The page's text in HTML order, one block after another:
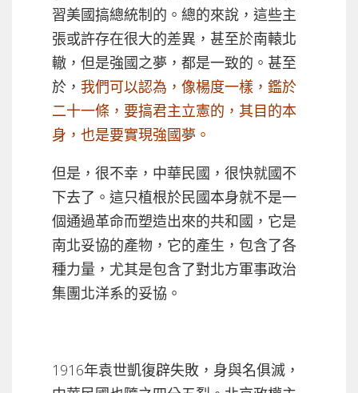
習美國搞總統制的。總的來說，這些主
張或許存在很大的差異，甚至於南轅北
轍，但是強國之夢，都是一致的。甚至
於， 我們可以認為，像楊度一樣，鑑於
二十一條，要搞君主立憲的，其目的本
身，也是要實現強國夢。
但是，很不幸，中華民國，很快就國不
下去了。這只植根於民國本身就不是一
個通過革命而塑造出來的共和國，它是
南北妥協的產物，它的產生，包含了各
種力量，尤其是包含了對北方軍事政治
集團北洋系的妥協。
1916年袁世凱復辟失敗，身與名俱滅，